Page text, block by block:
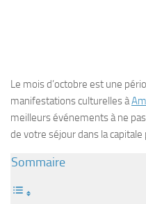
Le mois d’octobre est une
manifestations culturelles à
meilleurs événements à ne
de votre séjour dans la capitale
Sommaire